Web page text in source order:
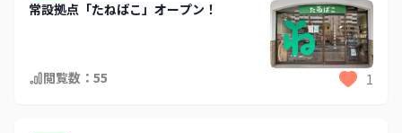
常設拠点「たねばこ」オープン！
閲覧数： 55 1